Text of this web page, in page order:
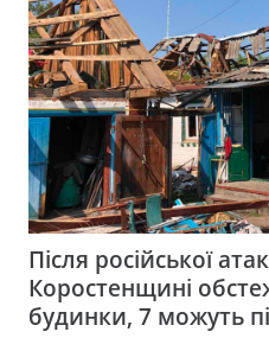
Після російської
Коростенщині
будинки, 7 можуть